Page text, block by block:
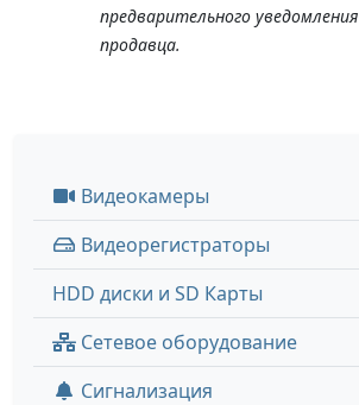
предварительного уведомления
продавца.
Видеокамеры
Видеорегистраторы
HDD диски и SD Карты
Сетевое оборудование
Сигнализация